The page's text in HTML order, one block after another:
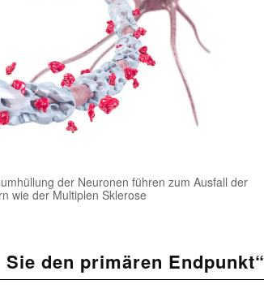
der Neuronen führen zum Ausfall der
wie der Multiplen Sklerose
den primären Endpunkt“